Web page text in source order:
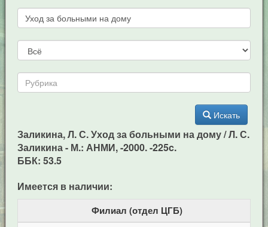
Искать
Заликина, Л. С. Уход за больными на дому / Л. С.
Заликина - М.: АНМИ, -2000. -225c.
ББК: 53.5
Имеется в наличии:
Филиал (отдел ЦГБ)